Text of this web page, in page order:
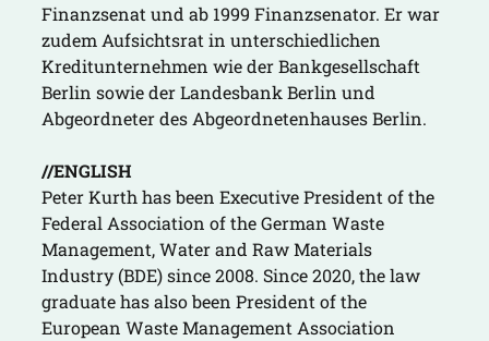
Finanzsenat und ab 1999 Finanzsenator. Er war
zudem Aufsichtsrat in unterschiedlichen
Kreditunternehmen wie der Bankgesellschaft
Berlin sowie der Landesbank Berlin und
Abgeordneter des Abgeordnetenhauses Berlin.
//ENGLISH
Peter Kurth has been Executive President of the
Federal Association of the German Waste
Management, Water and Raw Materials
Industry (BDE) since 2008. Since 2020, the law
graduate has also been President of the
European Waste Management Association